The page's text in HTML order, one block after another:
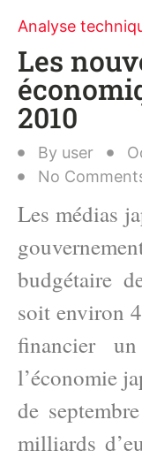
Analyse
Les
2010
By user
No
Les médias
budgétaire
soit environ
financier
l’économie
de
milliards